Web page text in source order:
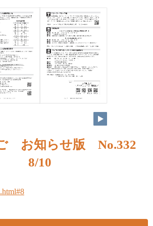
お知らせ版 No.332
8/10